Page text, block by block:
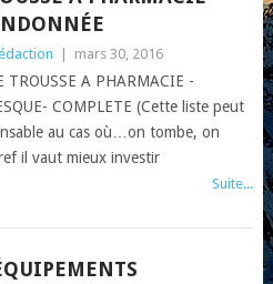
mars 30, 2016
TROUSSE A PHARMACIE -
COMPLETE (Cette liste peut
au cas où…on tombe, on
il vaut mieux investir
Suite...